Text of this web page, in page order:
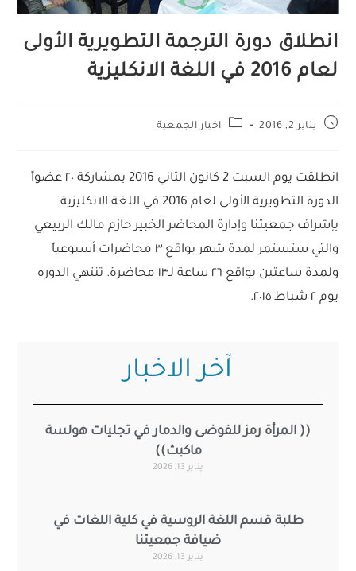
انطلاق دورة الترجمة التطويرية الأولى
لعام 2016 في اللغة الانكليزية
يناير 2, 2016 اخبار الجمعية
انطلقت يوم السبت 2 كانون الثاني 2016 بمشاركة ٢٠ عضواً
الدورة التطويرية الأولى لعام 2016 في اللغة الانكليزية
بإشراف جمعيتنا وإدارة المحاضر الخبير حازم مالك الربيعي
والتي ستستمر لمدة شهر بواقع ٣ محاضرات أسبوعياً
ولمدة ساعتين بواقع ٢٦ ساعة لـ١٣ محاضرة. تنتهي الدوره
يوم ٢ شباط ٢٠١٥.
آخر الاخبار
(( المرأة رمز للفوضى والدمار في تجليات هولسة
ماكبث))
يناير 13, 2026
طلبة قسم اللغة الروسية في كلية اللغات في
ضيافة جمعيتنا
يناير 13, 2026